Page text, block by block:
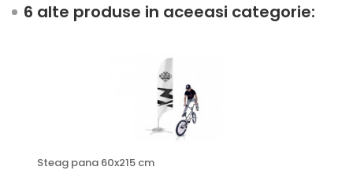
6 alte produse in aceeasi categorie:
Steag pana 60x215 cm